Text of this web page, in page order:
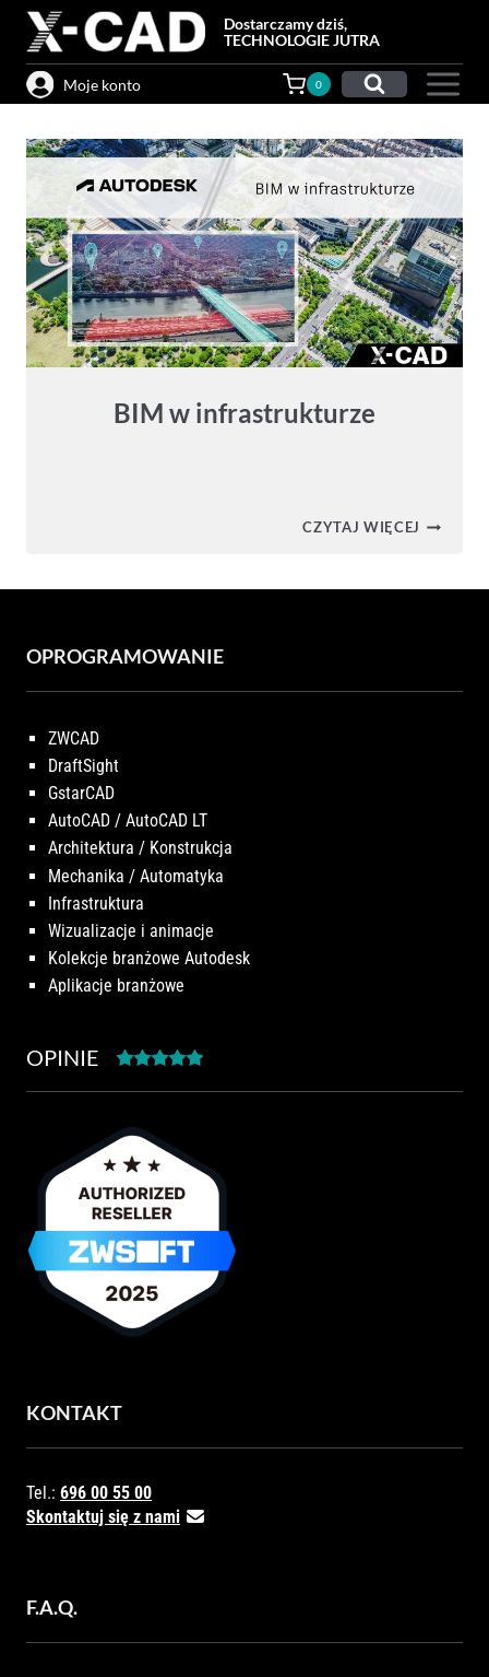
Przejdź
treści
Dostarczamy dziś,
TECHNOLOGIE JUTRA
Moje konto 0
BIM w infrastrukturze
CZYTAJ WIĘCEJ BIM
OPROGRAMOWANIE
ZWCAD
DraftSight
GstarCAD
AutoCAD / AutoCAD LT
Architektura / Konstrukcja
Mechanika / Automatyka
Infrastruktura
Wizualizacje i animacje
Kolekcje branżowe Autodesk
Aplikacje branżowe
OPINIE
KONTAKT
Tel.: 696 00 55 00
Skontaktuj się z nami
F.A.Q.